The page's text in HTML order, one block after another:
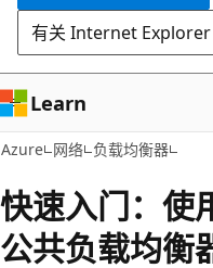
有关 Internet
Learn
Azure 网络 负载均衡器
快速入门：使
公共负载均衡